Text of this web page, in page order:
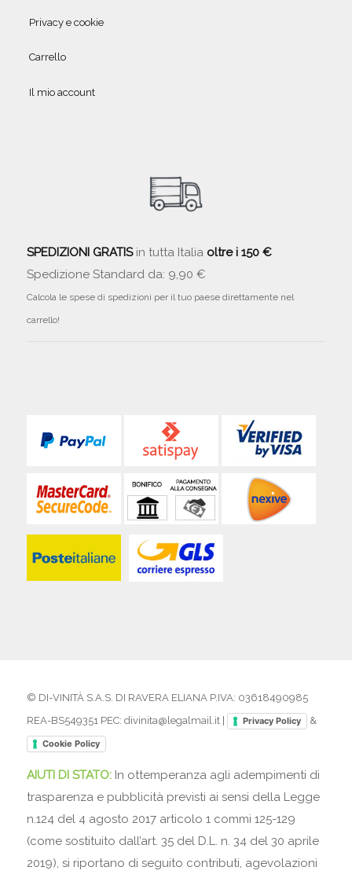
Privacy e cookie
Carrello
Il mio account
SPEDIZIONI GRATISin tutta Italia oltre i 150 €
Spedizione Standard da: 9,90 €
Calcola le spese di spedizioni per il tuo paese direttamente nel
carrello!
© DI-VINITÀ S.A.S. DI RAVERA ELIANA P.IVA: 03618490985
REA-BS549351 PEC: divinita@legalmail.it |
Privacy Policy &
Cookie Policy
AIUTI DI STATO: In ottemperanza agli adempimenti di
trasparenza e pubblicità previsti ai sensi della Legge
n.124 del 4 agosto 2017 articolo 1 commi 125-129
(come sostituito dall’art. 35 del D.L. n. 34 del 30 aprile
2019), si riportano di seguito contributi, agevolazioni